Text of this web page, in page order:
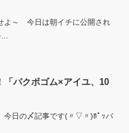
よ～ 今日は朝イチに公開され
「パクボゴム×アイユ、10
日の〆記事です(〃▽〃)ﾎﾟｯパ